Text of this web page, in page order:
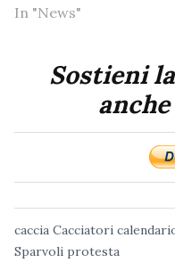
In "News"
Sostieni
caccia Cacciatori
Sparvoli protesta